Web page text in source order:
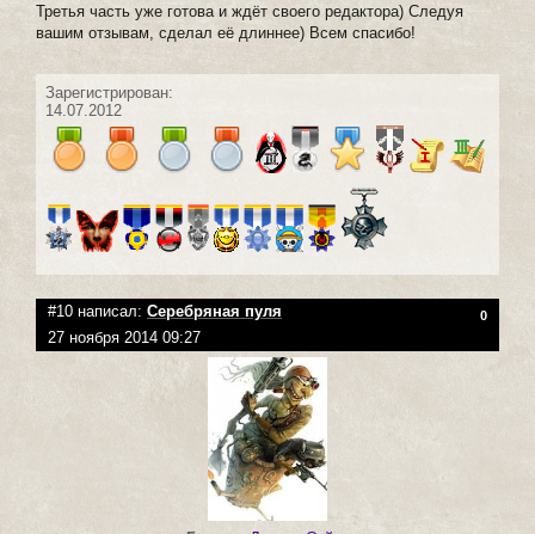
Третья часть уже готова и ждёт своего редактора) Следуя
вашим отзывам, сделал её длиннее) Всем спасибо!
Зарегистрирован:
14.07.2012
#10 написал: Серебряная пуля 0
27 ноября 2014 09:27